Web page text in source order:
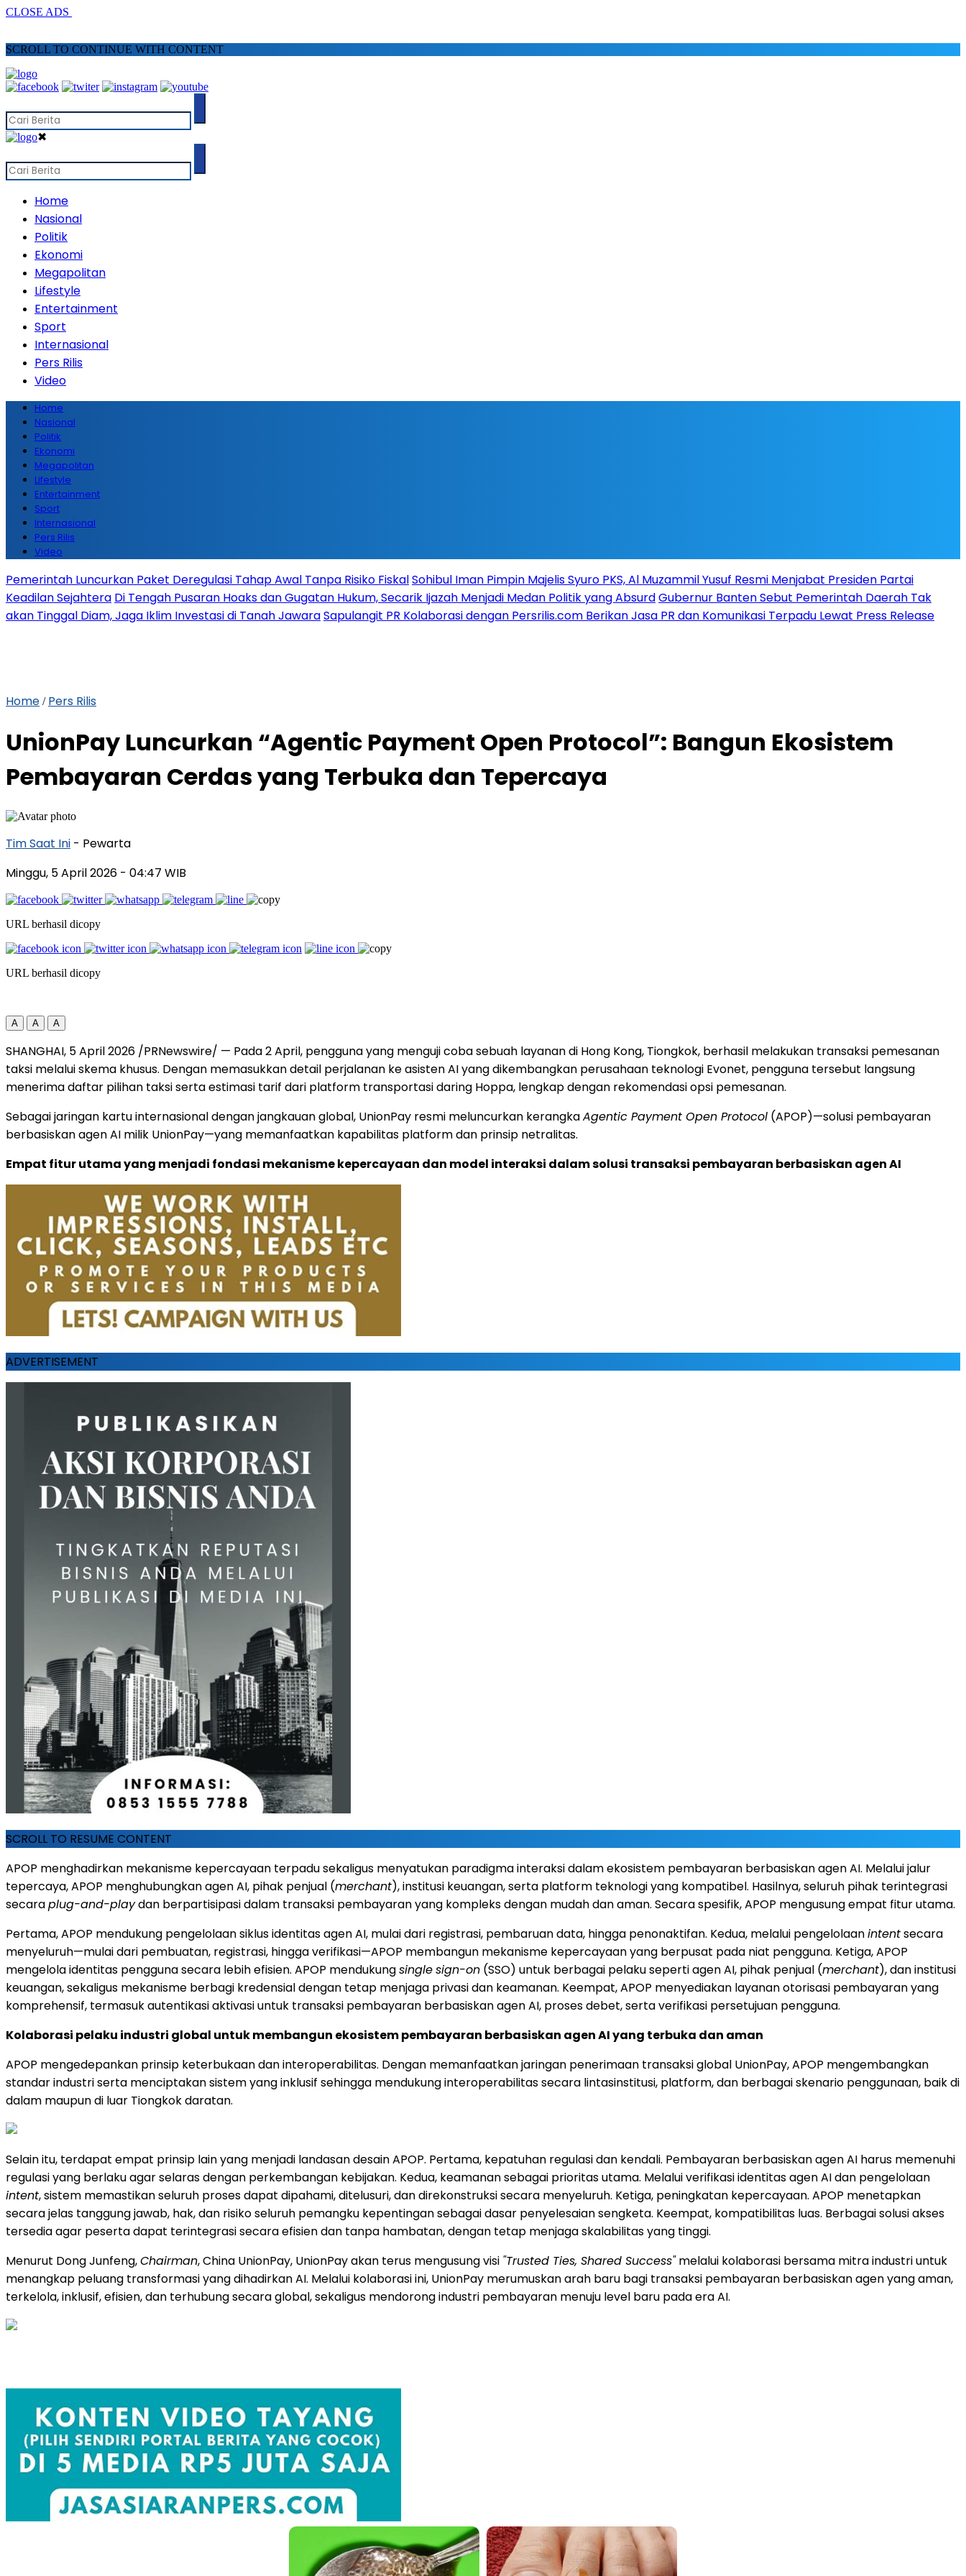
CLOSE ADS
SCROLL TO CONTINUE WITH CONTENT
✖
Home
Nasional
Politik
Ekonomi
Megapolitan
Lifestyle
Entertainment
Sport
Internasional
Pers Rilis
Video
Home
Nasional
Politik
Ekonomi
Megapolitan
Lifestyle
Entertainment
Sport
Internasional
Pers Rilis
Video
Pemerintah Luncurkan Paket Deregulasi Tahap Awal Tanpa Risiko FiskalSohibul Iman Pimpin Majelis Syuro PKS, Al Muzammil Yusuf Resmi Menjabat Presiden Partai
Keadilan Sejahtera Di Tengah Pusaran Hoaks dan Gugatan Hukum, Secarik Ijazah Menjadi Medan Politik yang AbsurdGubernur Banten Sebut Pemerintah Daerah Tak
akan Tinggal Diam, Jaga Iklim Investasi di Tanah JawaraSapulangit PR Kolaborasi dengan Persrilis.com Berikan Jasa PR dan Komunikasi Terpadu Lewat Press Release
Home / Pers Rilis
UnionPay Luncurkan “Agentic Payment Open Protocol”: Bangun Ekosistem
Pembayaran Cerdas yang Terbuka dan Tepercaya
Tim Saat Ini - Pewarta
Minggu, 5 April 2026 - 04:47 WIB
URL berhasil dicopy
URL berhasil dicopy
A A A
SHANGHAI, 5 April 2026 /PRNewswire/ — Pada 2 April, pengguna yang menguji coba sebuah layanan di Hong Kong, Tiongkok, berhasil melakukan transaksi pemesanan
taksi melalui skema khusus. Dengan memasukkan detail perjalanan ke asisten AI yang dikembangkan perusahaan teknologi Evonet, pengguna tersebut langsung
menerima daftar pilihan taksi serta estimasi tarif dari platform transportasi daring Hoppa, lengkap dengan rekomendasi opsi pemesanan.
Sebagai jaringan kartu internasional dengan jangkauan global, UnionPay resmi meluncurkan kerangkaAgentic Payment Open Protocol (APOP)—solusi pembayaran
berbasiskan agen AI milik UnionPay—yang memanfaatkan kapabilitas platform dan prinsip netralitas.
Empat fitur utama yang menjadi fondasi mekanisme kepercayaan dan model interaksi dalam solusi transaksi pembayaran berbasiskan agen AI
ADVERTISEMENT
SCROLL TO RESUME CONTENT
APOP menghadirkan mekanisme kepercayaan terpadu sekaligus menyatukan paradigma interaksi dalam ekosistem pembayaran berbasiskan agen AI. Melalui jalur
tepercaya, APOP menghubungkan agen AI, pihak penjual (merchant), institusi keuangan, serta platform teknologi yang kompatibel. Hasilnya, seluruh pihak terintegrasi
secaraplug-and-playdan berpartisipasi dalam transaksi pembayaran yang kompleks dengan mudah dan aman. Secara spesifik, APOP mengusung empat fitur utama.
Pertama, APOP mendukung pengelolaan siklus identitas agen AI, mulai dari registrasi, pembaruan data, hingga penonaktifan. Kedua, melalui pengelolaanintentsecara
menyeluruh—mulai dari pembuatan, registrasi, hingga verifikasi—APOP membangun mekanisme kepercayaan yang berpusat pada niat pengguna. Ketiga, APOP
mengelola identitas pengguna secara lebih efisien. APOP mendukungsinglesign-on (SSO) untuk berbagai pelaku seperti agen AI, pihak penjual (merchant), dan institusi
keuangan, sekaligus mekanisme berbagi kredensial dengan tetap menjaga privasi dan keamanan. Keempat, APOP menyediakan layanan otorisasi pembayaran yang
komprehensif, termasuk autentikasi aktivasi untuk transaksi pembayaran berbasiskan agen AI, proses debet, serta verifikasi persetujuan pengguna.
Kolaborasi pelaku industri global untuk membangun ekosistem pembayaran berbasiskan agen AI yang terbuka dan aman
APOP mengedepankan prinsip keterbukaan dan interoperabilitas. Dengan memanfaatkan jaringan penerimaan transaksi global UnionPay, APOP mengembangkan
standar industri serta menciptakan sistem yang inklusif sehingga mendukung interoperabilitas secara lintasinstitusi, platform, dan berbagai skenario penggunaan, baik di
dalam maupun di luar Tiongkok daratan.
Selain itu, terdapat empat prinsip lain yang menjadi landasan desain APOP. Pertama, kepatuhan regulasi dan kendali. Pembayaran berbasiskan agen AI harus memenuhi
regulasi yang berlaku agar selaras dengan perkembangan kebijakan. Kedua, keamanan sebagai prioritas utama. Melalui verifikasi identitas agen AI dan pengelolaan
intent, sistem memastikan seluruh proses dapat dipahami, ditelusuri, dan direkonstruksi secara menyeluruh. Ketiga, peningkatan kepercayaan. APOP menetapkan
secara jelas tanggung jawab, hak, dan risiko seluruh pemangku kepentingan sebagai dasar penyelesaian sengketa. Keempat, kompatibilitas luas. Berbagai solusi akses
tersedia agar peserta dapat terintegrasi secara efisien dan tanpa hambatan, dengan tetap menjaga skalabilitas yang tinggi.
Menurut Dong Junfeng,Chairman, China UnionPay, UnionPay akan terus mengusung visi "Trusted Ties, Shared Success"melalui kolaborasi bersama mitra industri untuk
menangkap peluang transformasi yang dihadirkan AI. Melalui kolaborasi ini, UnionPay merumuskan arah baru bagi transaksi pembayaran berbasiskan agen yang aman,
terkelola, inklusif, efisien, dan terhubung secara global, sekaligus mendorong industri pembayaran menuju level baru pada era AI.